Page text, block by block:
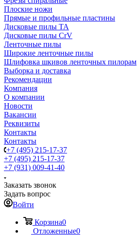
Плоские ножи
Прямые и профильные пластины
Дисковые пилы TA
Дисковые пилы CrV
Ленточные пилы
Широкие ленточные пилы
Шлифовка шкивов ленточных пилорам
Выборка и доставка
Рекомендации
Компания
О компании
Новости
Вакансии
Реквизиты
Контакты
Контакты
+7 (495) 215-17-37
+7 (495) 215-17-37
+7 (931) 009-41-40
Заказать звонок
Задать вопрос
Войти
Корзина0
Отложенные0